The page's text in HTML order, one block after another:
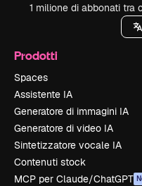
1 milione di abbonati tra
Prodotti
Spaces
Assistente IA
Generatore di immagini IA
Generatore di video IA
Sintetizzatore vocale IA
Contenuti stock
MCP per Claude/ChatGPT